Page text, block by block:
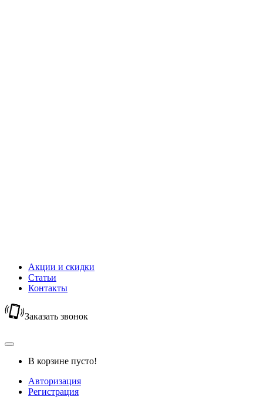
Акции и скидки
Статьи
Контакты
Заказать звонок
В корзине пусто!
Авторизация
Регистрация